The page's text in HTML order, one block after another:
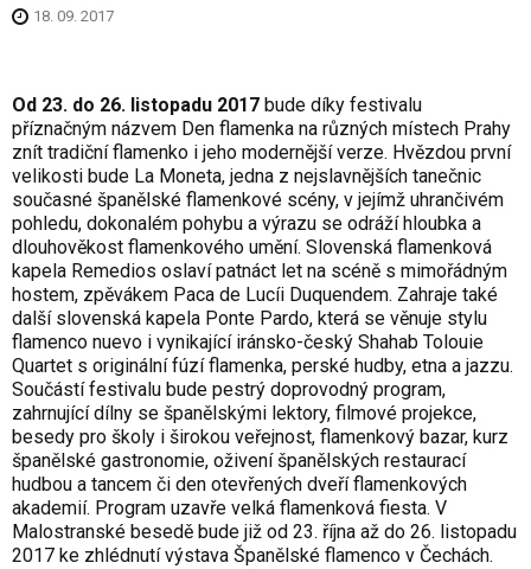
18. 09. 2017
Od 23. do 26. listopadu 2017 bude díky festivalu
příznačným názvem Den flamenka na různých místech Prahy
znít tradiční flamenko i jeho modernější verze. Hvězdou první
velikosti bude La Moneta, jedna z nejslavnějších tanečnic
současné španělské flamenkové scény, v jejímž uhrančivém
pohledu, dokonalém pohybu a výrazu se odráží hloubka a
dlouhověkost flamenkového umění. Slovenská flamenková
kapela Remedios oslaví patnáct let na scéně s mimořádným
hostem, zpěvákem Paca de Lucíi Duquendem. Zahraje také
další slovenská kapela Ponte Pardo, která se věnuje stylu
flamenco nuevo i vynikající iránsko-český Shahab Tolouie
Quartet s originální fúzí flamenka, perské hudby, etna a jazzu.
Součástí festivalu bude pestrý doprovodný program,
zahrnující dílny se španělskými lektory, filmové projekce,
besedy pro školy i širokou veřejnost, flamenkový bazar, kurz
španělské gastronomie, oživení španělských restaurací
hudbou a tancem či den otevřených dveří flamenkových
akademií. Program uzavře velká flamenková fiesta. V
Malostranské besedě bude již od 23. října až do 26. listopadu
2017 ke zhlédnutí výstava Španělské flamenco v Čechách.